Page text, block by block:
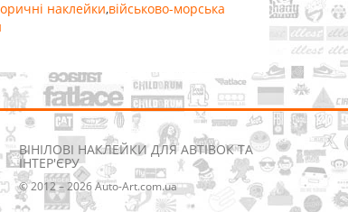
наклейки,військово-морська
ВІНІЛОВІ НАКЛЕЙКИ ДЛЯ АВТІВОК ТА
ІНТЕР'ЄРУ
© 2012 – 2026 Auto-Art.com.ua